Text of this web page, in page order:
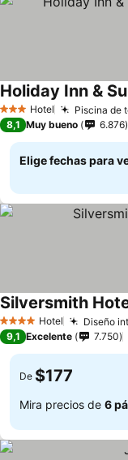
3 Estrellas
Hotel Piscina de
8,1 Muy bueno 6.876
Elige fechas para
4 EstrellasHotel Diseño
Silversmith
9,1 Excelente 7.750
De $177
Mira precios de 6